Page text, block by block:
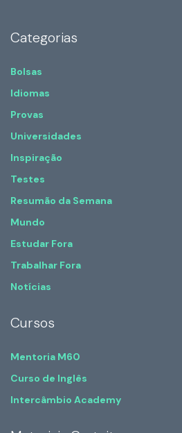
Categorias
Bolsas
Idiomas
Provas
Universidades
Inspiração
Testes
Resumão da Semana
Mundo
Estudar Fora
Trabalhar Fora
Notícias
Cursos
Mentoria M60
Curso de Inglês
Intercâmbio Academy